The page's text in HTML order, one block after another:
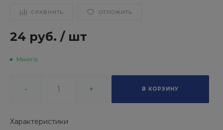
СРАВНИТЬ ОТЛОЖИТЬ
24 руб. / шт
Много
- + В КОРЗИНУ
Характеристики